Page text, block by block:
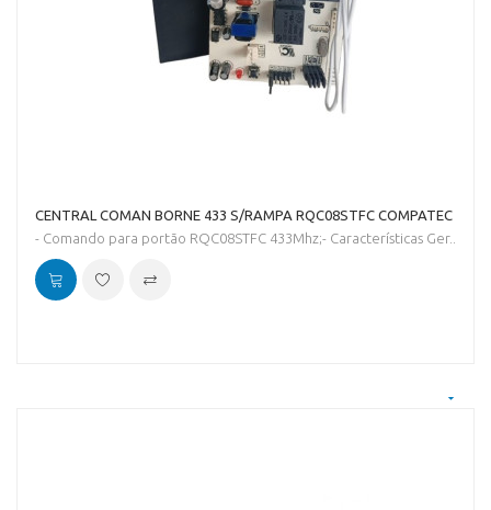
CENTRAL COMAN BORNE 433 S/RAMPA RQC08STFC COMPATEC
- Comando para portão RQC08STFC 433Mhz;- Características Ger..